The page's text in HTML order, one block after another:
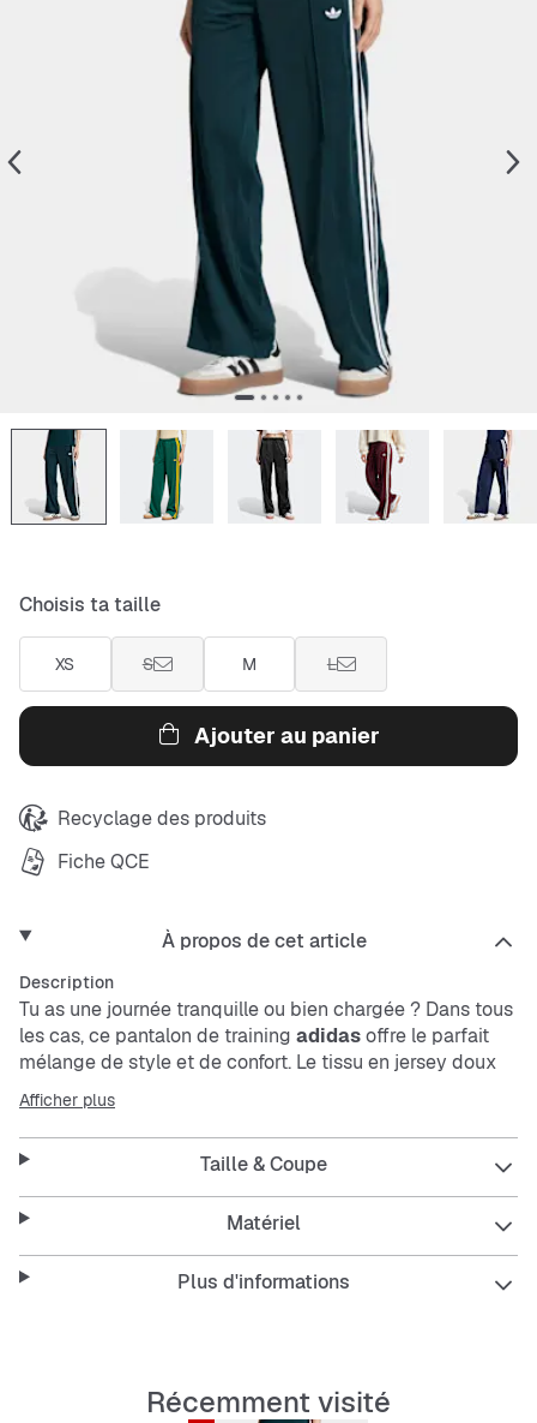
Choisis ta taille
XS S M L
Ajouter au panier
Recyclage des produits
Fiche QCE
À propos de cet article
Description
Tu as une journée tranquille ou bien chargée ? Dans tous
les cas, ce pantalon de training adidasoffre le parfait
mélange de style et de confort. Le tissu en jersey doux
accompagne chacun de tes mouvements, tandis que les
poches latérales zippées gardent tes petits essentiels à
portée de main. La coupe ample et décontractée te
donne une liberté totale de mouvement, et les
légendaires 3 bandes le long des jambes complètent le
look sportif.
Ce produit est fabriqué à 100% avec des matériaux
carbone de nos produits.
Afficher plus
Taille & Coupe
Matériel
Plus d'informations
Récemment visité